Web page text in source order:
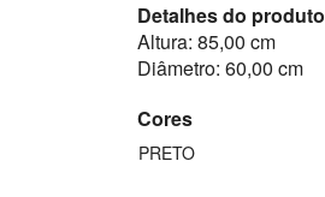
Detalhes do produto
Altura: 85,00 cm
Diâmetro: 60,00 cm
Cores
PRETO